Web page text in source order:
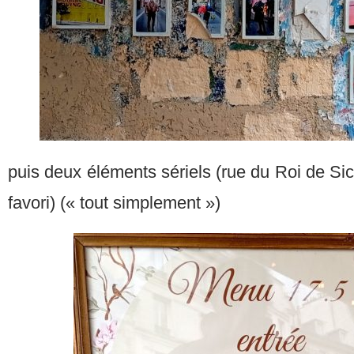
puis deux éléments sériels (rue du Roi de
favori) (« tout simplement »)